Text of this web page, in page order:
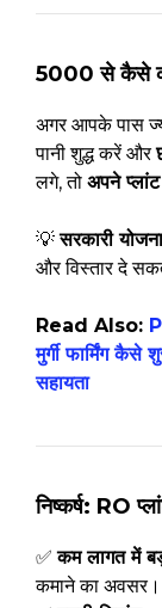
₹5000 से कैसे
अगर आपके पास
पानी शुद्ध करें और
लगे, तो अपने
💡सरकारी
और विस्तार दे
Read Also:
मुर्गी फार्मिंग
सहायता
निष्कर्ष: RO
✅कम लागत में
कमाने का अवसर।